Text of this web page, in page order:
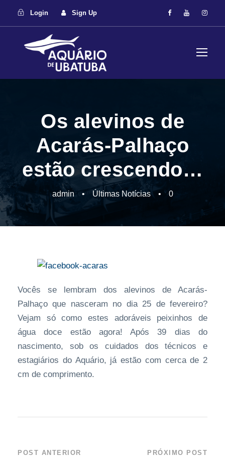
Login Sign Up
Os alevinos de
Acarás-Palhaço
estão crescendo…
admin • Últimas Notícias • 0
Vocês se lembram dos alevinos de Acarás-
Palhaço que nasceram no dia 25 de fevereiro?
Vejam só como estes adoráveis peixinhos de
água doce estão agora! Após 39 dias do
nascimento, sob os cuidados dos técnicos e
estagiários do Aquário, já estão com cerca de 2
cm de comprimento.
POST ANTERIOR PRÓXIMO POST